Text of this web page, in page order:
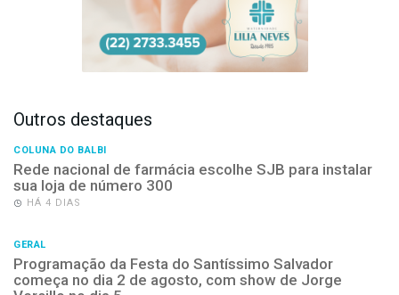
Outros destaques
COLUNA DO BALBI
Rede nacional de farmácia escolhe SJB para instalar
sua loja de número 300
HÁ 4 DIAS
GERAL
Programação da Festa do Santíssimo Salvador
começa no dia 2 de agosto, com show de Jorge